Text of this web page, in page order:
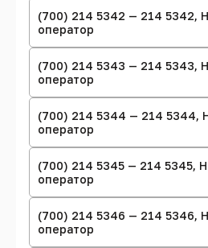
(700) 214 5342 — 214 5342,
оператор
(700) 214 5343 — 214 5343,
оператор
(700) 214 5344 — 214 5344,
оператор
(700) 214 5345 — 214 5345,
оператор
(700) 214 5346 — 214 5346,
оператор